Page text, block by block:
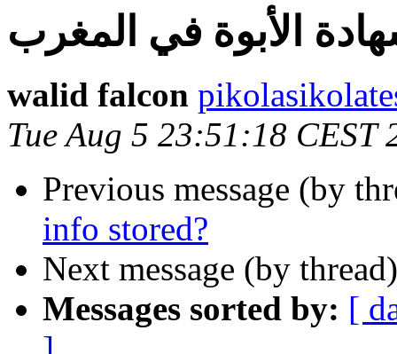
الأبوة في المغرب
walid falcon
Tue Aug 5 23:51:18 CEST
Previous message (by
info stored?
Next message (by
Messages sorted by: [